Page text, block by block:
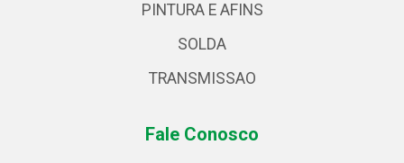
PINTURA E AFINS
SOLDA
TRANSMISSAO
Fale Conosco